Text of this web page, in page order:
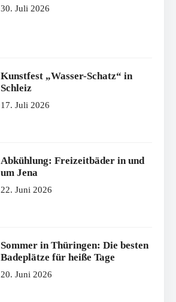
30. Juli 2026
Kunstfest „Wasser-Schatz“ in
Schleiz
17. Juli 2026
Abkühlung: Freizeitbäder in und
um Jena
22. Juni 2026
Sommer in Thüringen: Die besten
Badeplätze für heiße Tage
20. Juni 2026